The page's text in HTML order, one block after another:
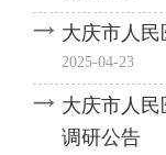
大庆市人
2025-04-23
大庆市人民
调研公告